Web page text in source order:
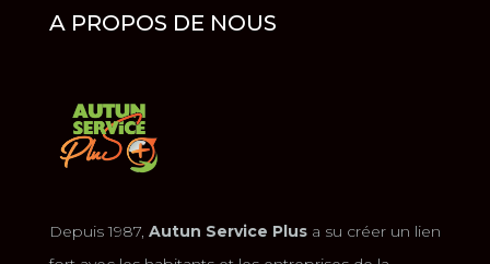
A PROPOS DE NOUS
Depuis 1987, Autun Service Plusa su créer un lien